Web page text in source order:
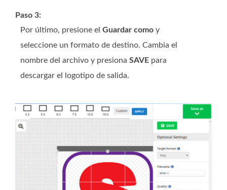
Paso 3:
Por último, presione el Guardar como y
seleccione un formato de destino. Cambia el
nombre del archivo y presiona SAVE para
descargar el logotipo de salida.